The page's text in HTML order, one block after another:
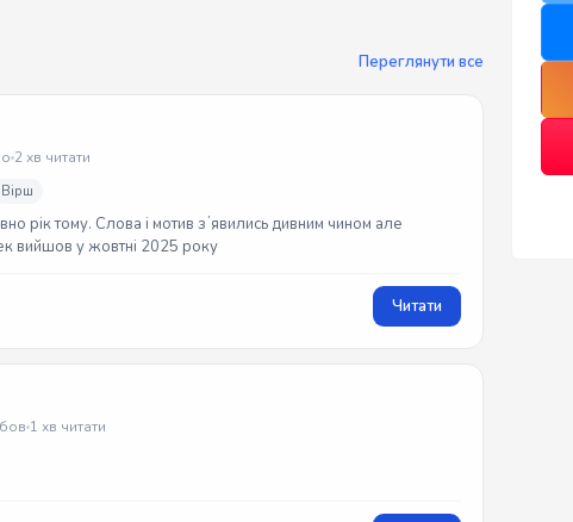
Переглянути все
2 хв читати
Вірш
рік тому. Слова і мотив зʼявились дивним чином але
вийшов у жовтні 2025 року
Читати
1 хв читати